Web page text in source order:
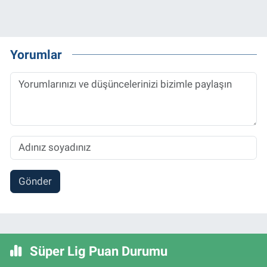
Yorumlar
Gönder
Süper Lig Puan Durumu